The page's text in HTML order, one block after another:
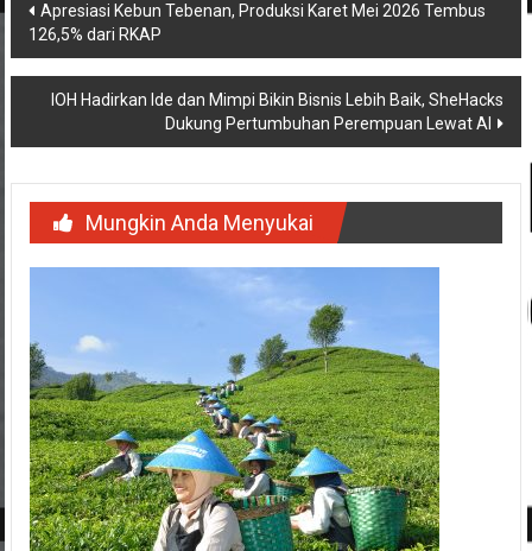
Navigasi
pos
Apresiasi Kebun Tebenan, Produksi Karet Mei 2026 Tembus
IOH Hadirkan Ide dan Mimpi Bikin Bisnis Lebih Baik, SheHacks
Mungkin Anda Menyukai